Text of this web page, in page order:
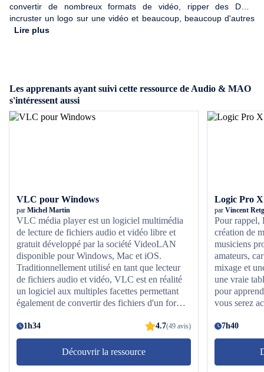
convertir de nombreux formats de vidéo, ripper des DVD,
incruster un logo sur une vidéo et beaucoup, beaucoup d'autres
choses encore...Cette formation est unique en son genre : elle
Lire plus
Les apprenants ayant suivi cette ressource de Audio & MAO
s'intéressent aussi
VLC pour Windows
par Michel Martin
VLC média player est un logiciel multimédia
de lecture de fichiers audio et vidéo libre et
gratuit développé par la société VideoLAN
disponible pour Windows, Mac et iOS.
Traditionnellement utilisé en tant que lecteur
de fichiers audio et vidéo, VLC est en réalité
un logiciel aux multiples facettes permettant
également de convertir des fichiers d'un format
pour apprendre l'utilisation de VLC media
player en ligne, vous serez accompagnés par
Michel Martin, ingénieur informaticien
spécialiste des logiciels multimédias. L'objectif
1h34 4.7(49 avis)
Découvrir la ressource
Logic Pro X
par Vincent Retg
Pour rappel,
création de
musiciens
amateurs,
mixage et
une vraie
pour
vous serez
spécialiste
acquise
musique et
meilleur
7h40